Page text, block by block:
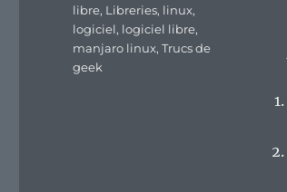
libre, Libreries, linux,
logiciel, logiciel libre,
manjaro linux,Trucs de
geek